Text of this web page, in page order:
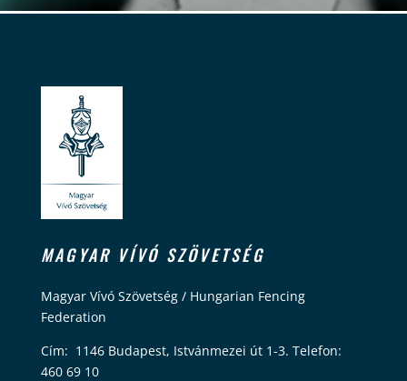
MAGYAR VÍVÓ SZÖVETSÉG
Magyar Vívó Szövetség / Hungarian Fencing
Federation
Cím: 1146 Budapest, Istvánmezei út 1-3. Telefon:
460 69 10